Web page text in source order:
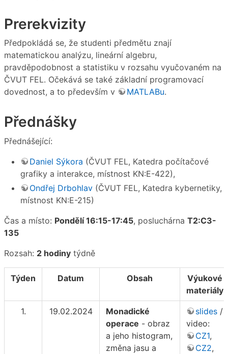
Prerekvizity
Předpokládá se, že studenti předmětu znají
matematickou analýzu, lineární algebru,
pravděpodobnost a statistiku v rozsahu vyučovaném na
ČVUT FEL. Očekává se také základní programovací
dovednost, a to především v
MATLABu.
Přednášky
Přednášející:
Daniel Sýkora (ČVUT FEL, Katedra počítačové
grafiky a interakce, místnost KN:E-422),
Ondřej Drbohlav (ČVUT FEL, Katedra kybernetiky,
místnost KN:E-215)
Čas a místo: Pondělí 16:15-17:45, posluchárna T2:C3-
135
Rozsah: 2 hodiny týdně
Týden Datum Obsah
Výukové
materiály
1. 19.02.2024
Monadické
operace - obraz
a jeho histogram,
změna jasu a
slides /
video:
CZ1,
CZ2,